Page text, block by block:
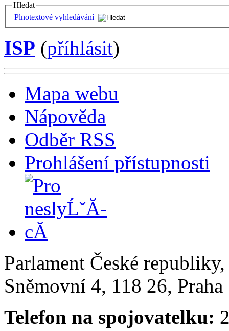
Hledat
Plnotextové vyhledávání
ISP (příhlásit)
Mapa webu
Nápověda
Odběr RSS
Prohlášení přístupnosti
Parlament České
Sněmovní 4, 118 26,
Telefon na spojovatelku: